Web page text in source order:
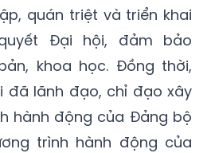
quán triệt và triển khai
Đại hội, đảm bảo
khoa học. Đồng thời,
đã lãnh đạo, chỉ đạo xây
hành động của Đảng bộ
trình hành động của